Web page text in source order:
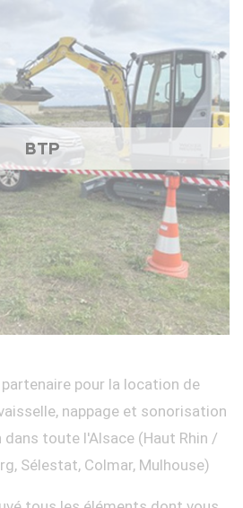
BTP
pour la location de
nappage et sonorisation
dans toute l'Alsace (Haut Rhin /
Sélestat, Colmar, Mulhouse)